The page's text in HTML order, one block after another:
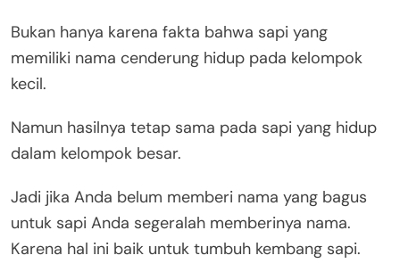
Bukan hanya karena fakta bahwa sapi yang
memiliki nama cenderung hidup pada kelompok
kecil.
Namun hasilnya tetap sama pada sapi yang hidup
dalam kelompok besar.
Jadi jika Anda belum memberi nama yang bagus
untuk sapi Anda segeralah memberinya nama.
Karena hal ini baik untuk tumbuh kembang sapi.